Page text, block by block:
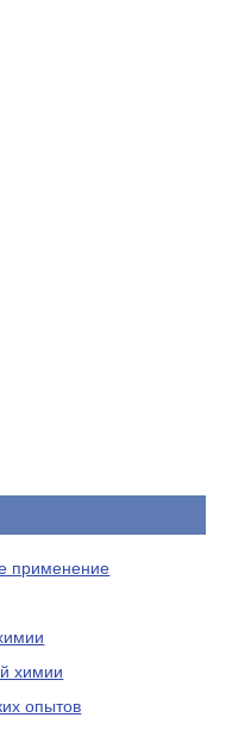
применение
химии
опытов